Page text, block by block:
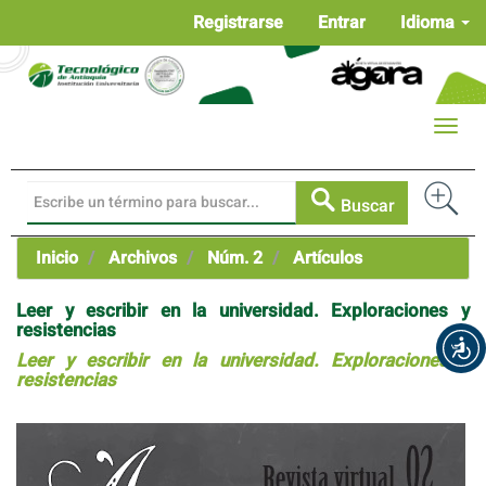
Contenido
principal
Idioma
Registrarse Entrar
Buscar
Toggle
Inicio Archivos Núm. 2 Artículos
Leer y escribir en la universidad. Exploraciones y
resistencias
Leer y escribir en la universidad. Exploraciones y
resistencias
Barra
del